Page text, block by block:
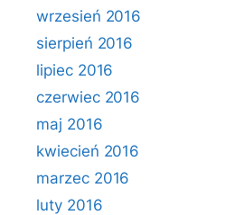
wrzesień 2016
sierpień 2016
lipiec 2016
czerwiec 2016
maj 2016
kwiecień 2016
marzec 2016
luty 2016